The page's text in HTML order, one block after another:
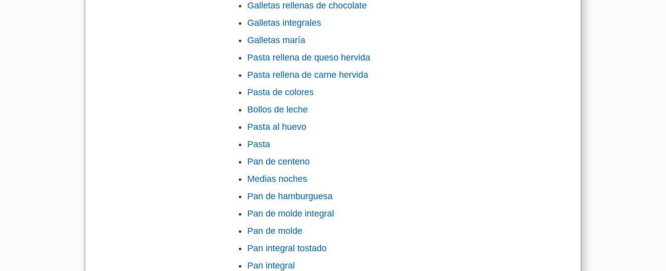
Galletas rellenas de chocolate
Galletas integrales
Galletas maría
Pasta rellena de queso hervida
Pasta rellena de carne hervida
Pasta de colores
Bollos de leche
Pasta al huevo
Pasta
Pan de centeno
Medias noches
Pan de hamburguesa
Pan de molde integral
Pan de molde
Pan integral tostado
Pan integral